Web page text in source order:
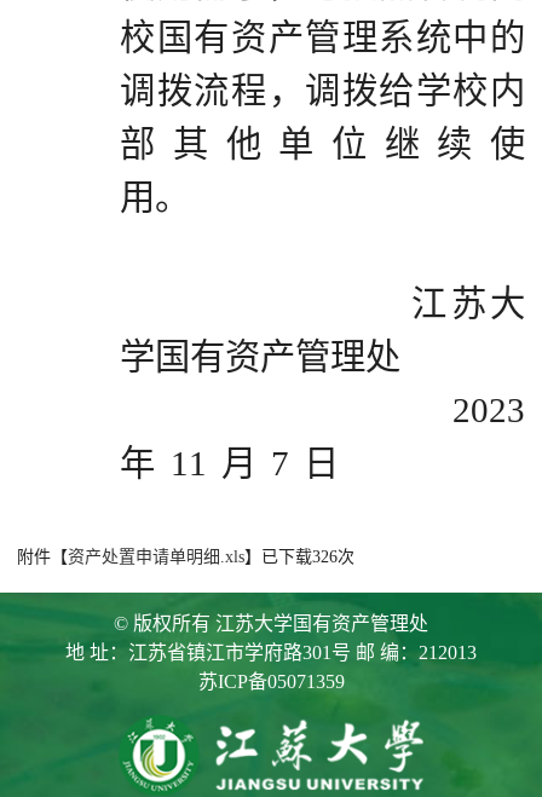
校国有资产管理系统中的
调拨流程，调拨给学校内
部其他单位继续使
用。
江苏大
学国有资产管理处
2023
年 11 月 7 日
附件【资产处置申请单明细.xls】已下载326次
© 版权所有 江苏大学国有资产管理处
地 址：江苏省镇江市学府路301号 邮 编：212013
苏ICP备05071359